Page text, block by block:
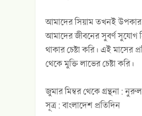
আমাদের সিয়াম তখনই উপকার
আমাদের জীবনের সুবর্ণ সুযোগ
থাকার চেষ্টা করি। এই মাসের
থেকে মুক্তি লাভের চেষ্টা করি।
জুমার মিম্বর থেকে গ্রন্থনা :
সূত্র :বাংলাদেশ প্রতিদিন